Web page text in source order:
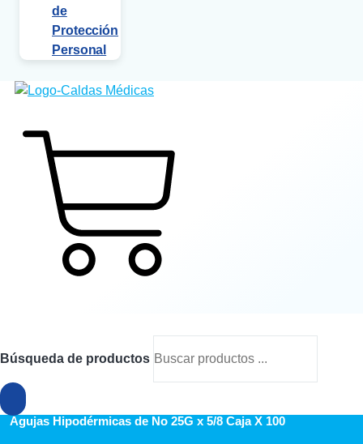
de
Protección
Personal
Búsqueda de productos
Agujas Hipodérmicas de No 25G x 5/8 Caja X 100